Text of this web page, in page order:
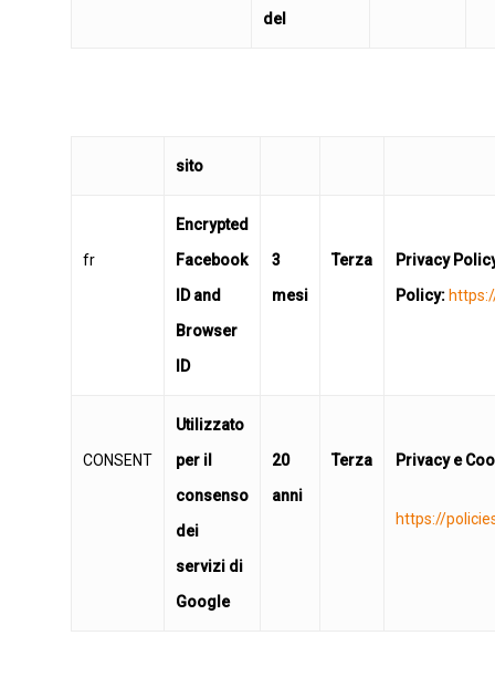
del
sito
fr
Encrypted
Facebook
ID and
Browser
ID
3
mesi
Terza
Privacy
Policy:
CONSENT
Utilizzato
per il
consenso
dei
servizi di
Google
20
anni
Terza Privacy e
https://